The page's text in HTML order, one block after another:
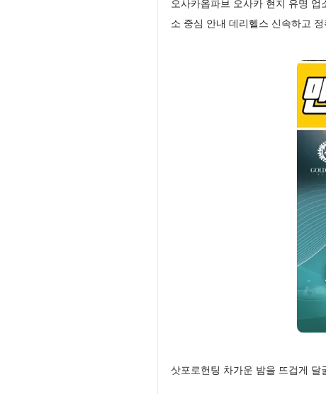
오사카옵파브 오사카 현지 유명
소 중심 안내 데리헬스 신속하고
삿포로헌팅 차가운 밤을 뜨겁게